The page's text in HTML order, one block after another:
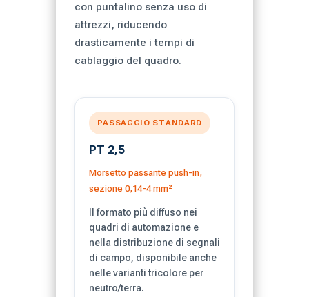
con puntalino senza uso di
attrezzi, riducendo
drasticamente i tempi di
cablaggio del quadro.
PASSAGGIO STANDARD
PT 2,5
Morsetto passante push-in,
sezione 0,14-4 mm²
Il formato più diffuso nei
quadri di automazione e
nella distribuzione di segnali
di campo, disponibile anche
nelle varianti tricolore per
neutro/terra.